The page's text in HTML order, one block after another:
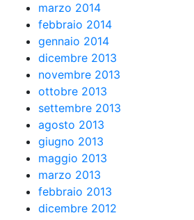
marzo 2014
febbraio 2014
gennaio 2014
dicembre 2013
novembre 2013
ottobre 2013
settembre 2013
agosto 2013
giugno 2013
maggio 2013
marzo 2013
febbraio 2013
dicembre 2012